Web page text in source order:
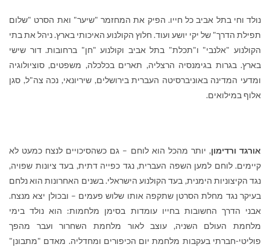
נולד וחי בתל אביב כל חייו. הפיק את המחזמר "שיער" ואת הסרט "שלום
תפילת הדרך" של יקי יושע ועוד. חלוץ הקולנוע האיכותי בארץ. ניהל את בתי
הקולנוע "אלנבי" ו"תכלת" בתל אביב וקולנוע "חן" ברחובות. דור שישי
בארץ. בגרות בגימנסיה הרצליה, תארים בכלכלה, משפטים, סוציולוגיה
ומדעי המדינה באוניברסיטה העברית בירושלים, שיריונאי, נכה צה"ל, סגן
אלוף במילואים.
אורגד ורדימון, יותר מהכל הוא לוחם – גם כשהסיכויים לנצח כמעט לא
קיימים. לוחם למען השפה העברית, נגד כפייה דתית, בעד ציונות שפויה,
נגד הקיצוניות הימנית, בעד הקולנוע הישראלי. בשנים האחרונות הוא נלחם
בעיקר נגד מחלת הסרטן שתקפה אותו שלוש פעמים – ובכולן יצא מנצח.
אבני הדרך החשובות בחייו עומדות בסימן מלחמות: הוא נולד בימי
מלחמת העולם השניה, עוצב לאור מלחמת השחרור ועבר מהפך
פוליטי-חברתי בעקבות מלחמת יום הכיפורים ומחדליה. מאדם "מתבונן"